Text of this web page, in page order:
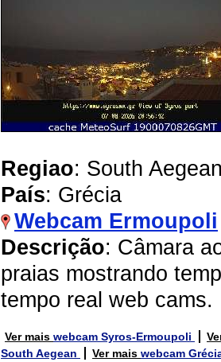
Regiao: South
País: Grécia
Webcam Ermoupoli
Descrição: Câmara
praias mostrando
tempo real web cams.
Ver mais webcam Syros-Ermoupoli
South Aegean
Ver mais webcam